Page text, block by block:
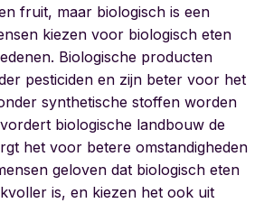
fruit, maar biologisch is een
kiezen voor biologisch eten
Biologische producten
pesticiden en zijn beter voor het
synthetische stoffen worden
biologische landbouw de
het voor betere omstandigheden
geloven dat biologisch eten
is, en kiezen het ook uit